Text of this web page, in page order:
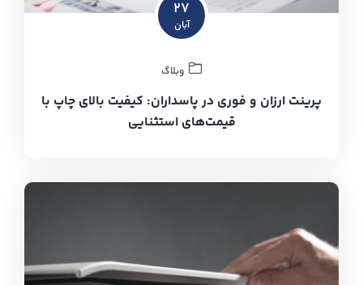
۲۷
آبان
وبلاگ
پرینت ارزان و فوری در پاسداران: کیفیت بالای چاپ با
قیمت‌های استثنایی